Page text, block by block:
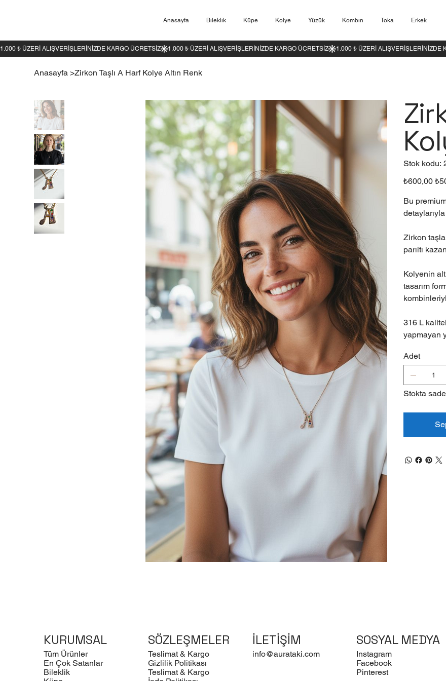
Anasayfa Bileklik Küpe Kolye Yüzük Kombin Toka Erkek
Anasayfa >Zirkon Taşlı A Harf Kolye Altın Renk
Stok kodu:
Orijinal
fiyat
₺600,00 fiyat
Bu
Zirkon
parıltı
Kolyenin
tasarım
316 L
yapmayan
Adet
Stokta
1.000 ₺ ÜZERI ALIŞVERIŞLERINIZDE KARGO ÜCRETSIZ
KURUMSAL
Tüm Ürünler
En Çok Satanlar
Bileklik
SÖZLEŞMELER
Teslimat & Kargo
Gizlilik Politikası
Teslimat & Kargo
İLETİŞİM
info@aurataki.com
SOSYAL MEDYA
Instagram
Facebook
Pinterest